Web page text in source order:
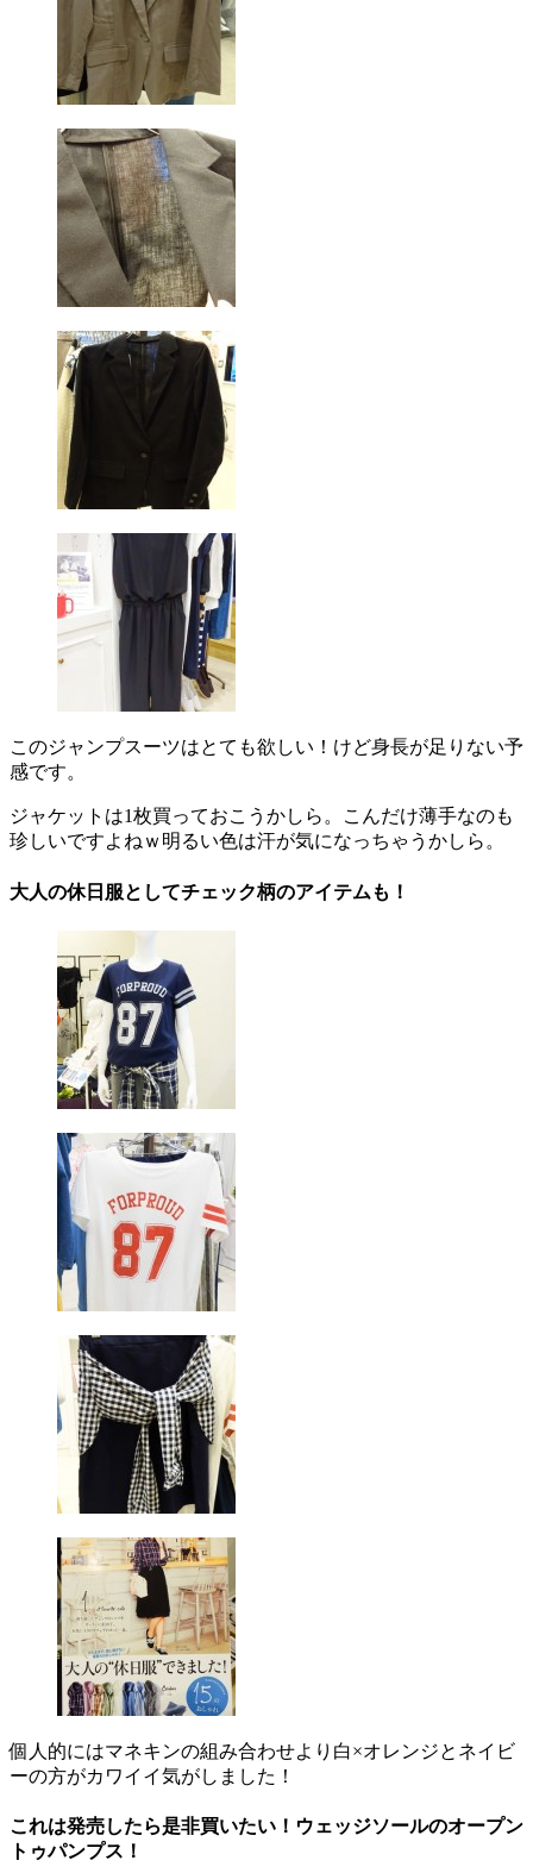
このジャンプスーツはとても欲しい！けど身長が足りない予
感です。
ジャケットは1枚買っておこうかしら。こんだけ薄手なのも
珍しいですよねｗ明るい色は汗が気になっちゃうかしら。
大人の休日服としてチェック柄のアイテムも！
個人的にはマネキンの組み合わせより白×オレンジとネイビ
ーの方がカワイイ気がしました！
これは発売したら是非買いたい！ウェッジソールのオープン
トゥパンプス！